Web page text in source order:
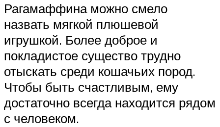
Рагамаффина можно смело
назвать мягкой плюшевой
игрушкой. Более доброе и
покладистое существо трудно
отыскать среди кошачьих пород.
Чтобы быть счастливым, ему
достаточно всегда находится рядом
с человеком.